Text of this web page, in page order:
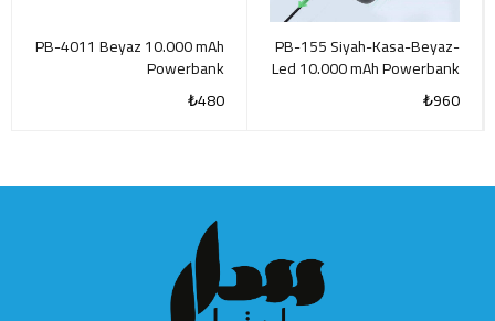
PB-155 Siyah-Kasa-Beyaz-
Led 10.000 mAh Powerbank
₺960
PB-4011 Beyaz 10.000 mAh
Powerbank
₺480